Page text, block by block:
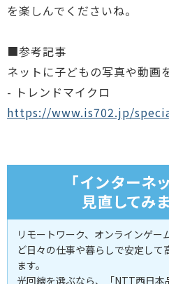
を楽しんでくださいね。
■参考記事
ネットに子どもの写真や動画
- トレンドマイクロ
https://www.is702.jp/
リモートワーク、オンラインゲ
ど日々の仕事や暮らしで安定して
ます。
光回線を選ぶなら、「NTT西日本